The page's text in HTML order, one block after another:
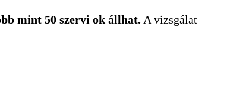
mint 50 szervi ok állhat. A vizsgálat